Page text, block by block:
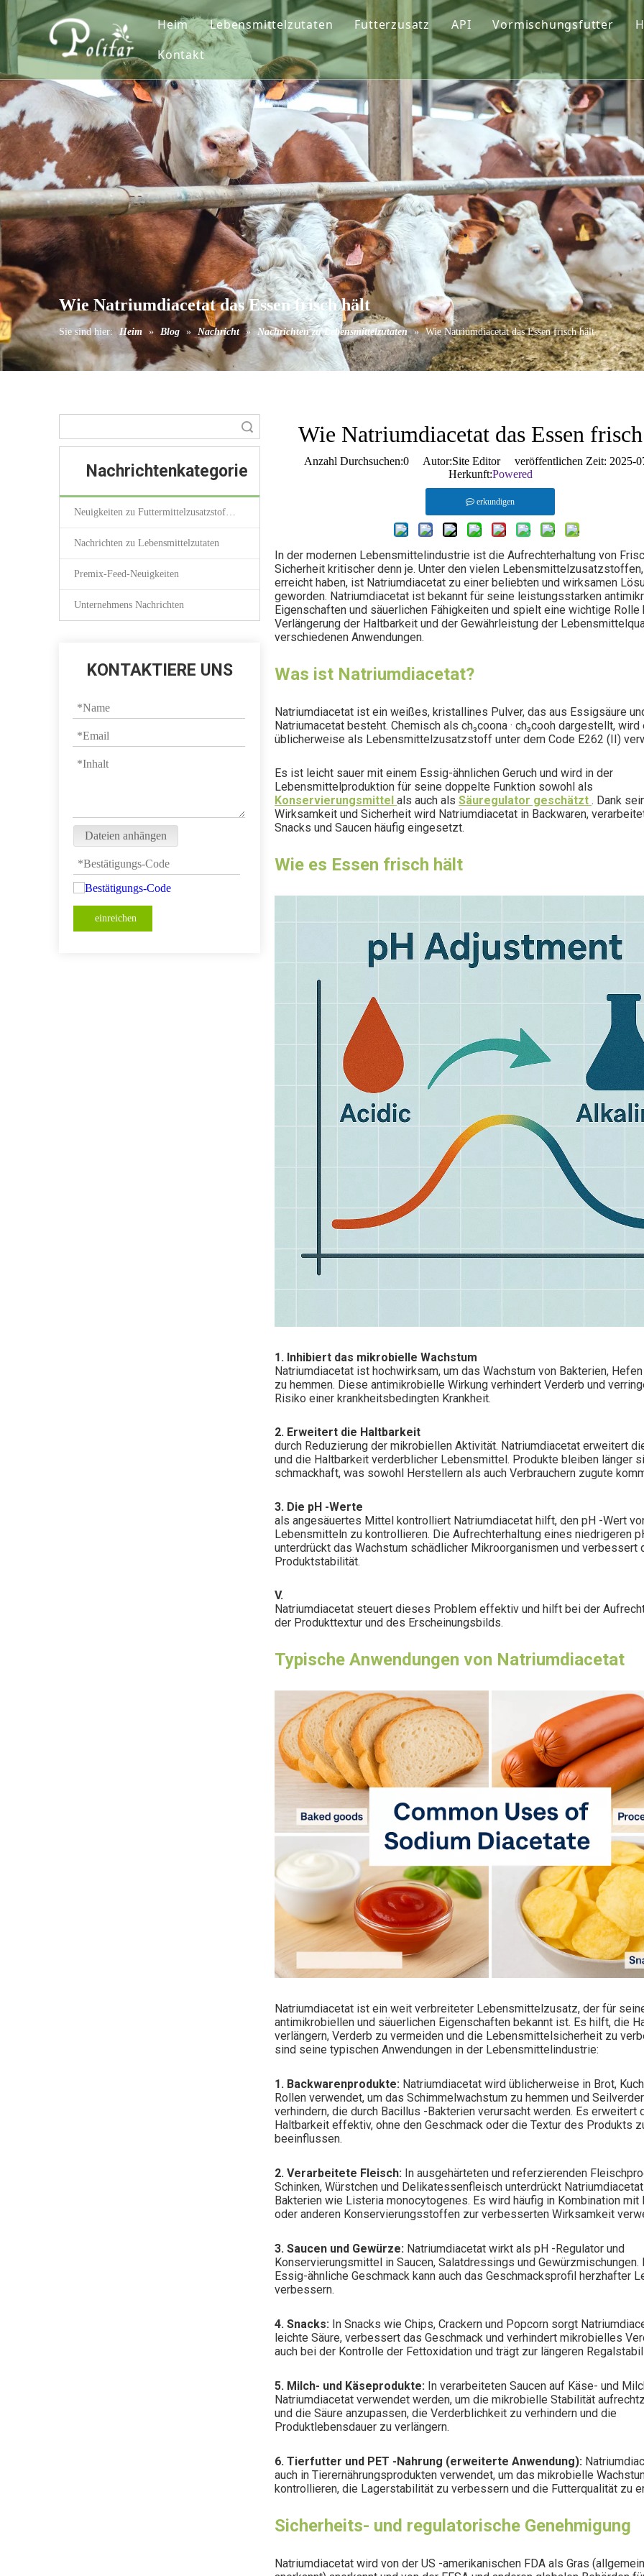
Heim Lebensmittelzutaten
Nahrungsergänzungsmittel
Süßstoffe
Verdickungsmittel
Säureregulator
Farbstoffe
Konservierungsmittel
Treibmittel
Antioxidantien
Feuchthaltemittel
Gerinnungsmittel
Futterzusatz
Vitamin
Aminosäure
Spurenelement
Funktionelle Additive
Pigmente
API Vormischungsfutter
Futtervormischung
Hersteller von
Kontakt
Wie Natriumdiacetat das Essen frisch hält
Sie sind hier: Heim » Blog » Nachricht » Nachrichten zu Lebensmittelzutaten » Wie Natriumdiacetat das Essen frisch hält
Nachrichtenkategorie
Neuigkeiten zu Futtermittelzusatzstoffen
Nachrichten zu Lebensmittelzutaten
Premix-Feed-Neuigkeiten
Unternehmens Nachrichten
KONTAKTIERE UNS
Dateien anhängen
einreichen
Wie Natriumdiacetat das Essen
Anzahl Durchsuchen:0Autor:Site Editor veröffentlichen Zeit: 2025-
Herkunft:Powered
erkundigen
In der modernen Lebensmittelindustrie ist die Aufrechterhaltung von
Sicherheit kritischer denn je. Unter den vielen
erreicht haben, ist Natriumdiacetat zu einer beliebten und wirksamen
geworden. Natriumdiacetat ist bekannt für seine leistungsstarken
Eigenschaften und säuerlichen Fähigkeiten und spielt eine wichtige Rolle
Verlängerung der Haltbarkeit und der Gewährleistung der
verschiedenen Anwendungen.
Was ist Natriumdiacetat?
Natriumdiacetat ist ein weißes, kristallines Pulver, das aus Essigsäure
Natriumacetat besteht. Chemisch als ch₃coona · ch₃cooh dargestellt, wird
üblicherweise als Lebensmittelzusatzstoff unter dem Code E262 (II)
Es ist leicht sauer mit einem Essig-ähnlichen Geruch und wird in der
Lebensmittelproduktion für seine doppelte Funktion sowohl als
Konservierungsmittel als auch als Säuregulator geschätzt . Dank
Wirksamkeit und Sicherheit wird Natriumdiacetat in Backwaren,
Snacks und Saucen häufig eingesetzt.
Wie es Essen frisch hält
1. Inhibiert das mikrobielle Wachstum
Natriumdiacetat ist hochwirksam, um das Wachstum von Bakterien,
zu hemmen. Diese antimikrobielle Wirkung verhindert Verderb und
Risiko einer krankheitsbedingten Krankheit.
2. Erweitert die Haltbarkeit
durch Reduzierung der mikrobiellen Aktivität. Natriumdiacetat erweitert
und die Haltbarkeit verderblicher Lebensmittel. Produkte bleiben länger
schmackhaft, was sowohl Herstellern als auch Verbrauchern zugute
3. Die pH -Werte
als angesäuertes Mittel kontrolliert Natriumdiacetat hilft, den pH -Wert
Lebensmitteln zu kontrollieren. Die Aufrechterhaltung eines niedrigeren
unterdrückt das Wachstum schädlicher Mikroorganismen und verbessert
Produktstabilität.
V.
​Natriumdiacetat steuert dieses Problem effektiv und hilft bei der
der Produkttextur und des Erscheinungsbilds.
Typische Anwendungen von Natriumdiacetat
Natriumdiacetat ist ein weit verbreiteter Lebensmittelzusatz, der für
antimikrobiellen und säuerlichen Eigenschaften bekannt ist. Es hilft, die
verlängern, Verderb zu vermeiden und die Lebensmittelsicherheit zu
sind seine typischen Anwendungen in der Lebensmittelindustrie:
1. Backwarenprodukte: Natriumdiacetat wird üblicherweise in Brot,
Rollen verwendet, um das Schimmelwachstum zu hemmen und
verhindern, die durch Bacillus -Bakterien verursacht werden. Es erweitert
Haltbarkeit effektiv, ohne den Geschmack oder die Textur des Produkts
beeinflussen.
2. Verarbeitete Fleisch: In ausgehärteten und referzierenden
Schinken, Würstchen und Delikatessenfleisch unterdrückt
Bakterien wie Listeria monocytogenes. Es wird häufig in Kombination mit
oder anderen Konservierungsstoffen zur verbesserten Wirksamkeit
3. Saucen und Gewürze: Natriumdiacetat wirkt als pH -Regulator und
Konservierungsmittel in Saucen, Salatdressings und Gewürzmischungen.
Essig-ähnliche Geschmack kann auch das Geschmacksprofil herzhafter
verbessern.
4. Snacks: In Snacks wie Chips, Crackern und Popcorn sorgt
leichte Säure, verbessert das Geschmack und verhindert mikrobielles
auch bei der Kontrolle der Fettoxidation und trägt zur längeren
5. Milch- und Käseprodukte: In verarbeiteten Saucen auf Käse- und
Natriumdiacetat verwendet werden, um die mikrobielle Stabilität
und die Säure anzupassen, die Verderblichkeit zu verhindern und die
Produktlebensdauer zu verlängern.
6. Tierfutter und PET -Nahrung (erweiterte Anwendung):
auch in Tierernährungsprodukten verwendet, um das mikrobielle
kontrollieren, die Lagerstabilität zu verbessern und die Futterqualität zu
Sicherheits- und regulatorische Genehmigung
Natriumdiacetat wird von der US -amerikanischen FDA als Gras